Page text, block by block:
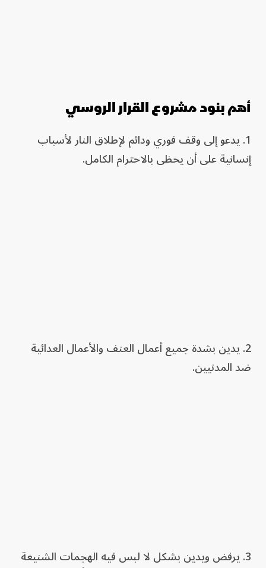
أهم بنود مشروع القرار الروسي
1. يدعو إلى وقف فوري ودائم لإطلاق النار لأسباب
إنسانية على أن يحظى بالاحترام الكامل.
2. يدين بشدة جميع أعمال العنف والأعمال العدائية
ضد المدنيين.
3. يرفض ويدين بشكل لا لبس فيه الهجمات الشنيعة